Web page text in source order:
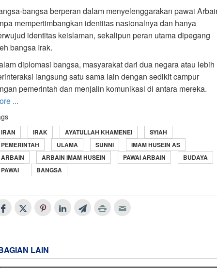
bangsa berperan dalam menyelenggarakan pawai
mempertimbangkan identitas nasionalnya dan hanya
identitas keislaman, sekalipun peran utama dipegang
bangsa Irak.
diplomasi bangsa, masyarakat dari dua negara atau lebih
langsung satu sama lain dengan sedikit campur
pemerintah dan menjalin komunikasi di antara mereka.
...
IRAN IRAK AYATULLAH KHAMENEI
SYIAH
PEMERINTAH
ULAMA SUNNI
IMAM HUSEIN AS
ARBAIN
ARBAIN IMAM HUSEIN PAWAI ARBAIN
BUDAYA
PAWAI
BANGSA
LAIN